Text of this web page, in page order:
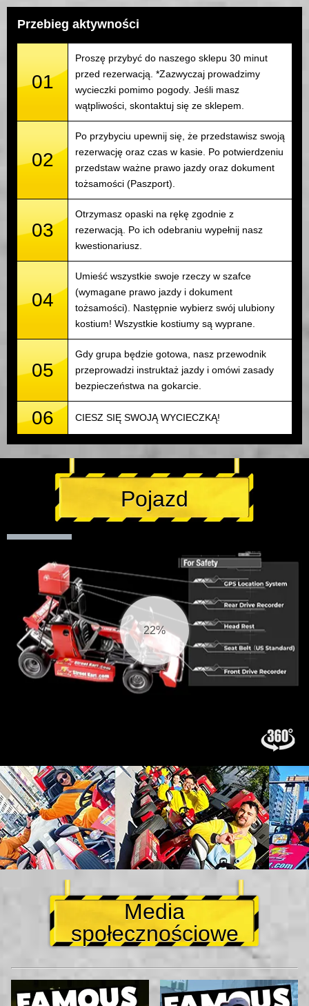
Przebieg aktywności
01
Proszę przybyć do naszego sklepu 30 minut
przed rezerwacją. *Zazwyczaj prowadzimy
wycieczki pomimo pogody. Jeśli masz
wątpliwości, skontaktuj się ze sklepem.
02
Po przybyciu upewnij się, że przedstawisz swoją
rezerwację oraz czas w kasie. Po potwierdzeniu
przedstaw ważne prawo jazdy oraz dokument
tożsamości (Paszport).
03
Otrzymasz opaski na rękę zgodnie z
rezerwacją. Po ich odebraniu wypełnij nasz
kwestionariusz.
04
Umieść wszystkie swoje rzeczy w szafce
(wymagane prawo jazdy i dokument
tożsamości). Następnie wybierz swój ulubiony
kostium! Wszystkie kostiumy są wyprane.
05
Gdy grupa będzie gotowa, nasz przewodnik
przeprowadzi instruktaż jazdy i omówi zasady
bezpieczeństwa na gokarcie.
06 CIESZ SIĘ SWOJĄ WYCIECZKĄ!
Pojazd
23%
Media
społecznościowe